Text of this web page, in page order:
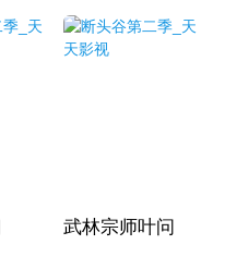
武林宗师叶问